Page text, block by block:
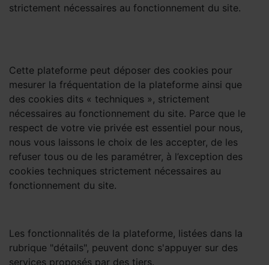
strictement nécessaires au fonctionnement du site.
Cette plateforme peut déposer des cookies pour
mesurer la fréquentation de la plateforme ainsi que
des cookies dits « techniques », strictement
nécessaires au fonctionnement du site. Parce que le
respect de votre vie privée est essentiel pour nous,
nous vous laissons le choix de les accepter, de les
refuser tous ou de les paramétrer, à l’exception des
cookies techniques strictement nécessaires au
fonctionnement du site.
Les fonctionnalités de la plateforme, listées dans la
rubrique "détails", peuvent donc s'appuyer sur des
services proposés par des tiers.